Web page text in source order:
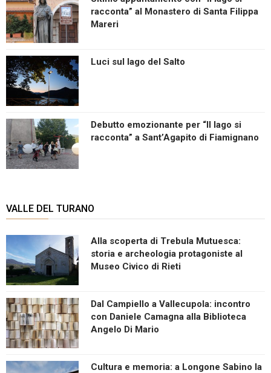
racconta” al Monastero di Santa Filippa
Mareri
Luci sul lago del Salto
Debutto emozionante per “Il lago si
racconta” a Sant’Agapito di Fiamignano
VALLE DEL TURANO
Alla scoperta di Trebula Mutuesca:
storia e archeologia protagoniste al
Museo Civico di Rieti
Dal Campiello a Vallecupola: incontro
con Daniele Camagna alla Biblioteca
Angelo Di Mario
Cultura e memoria: a Longone Sabino la